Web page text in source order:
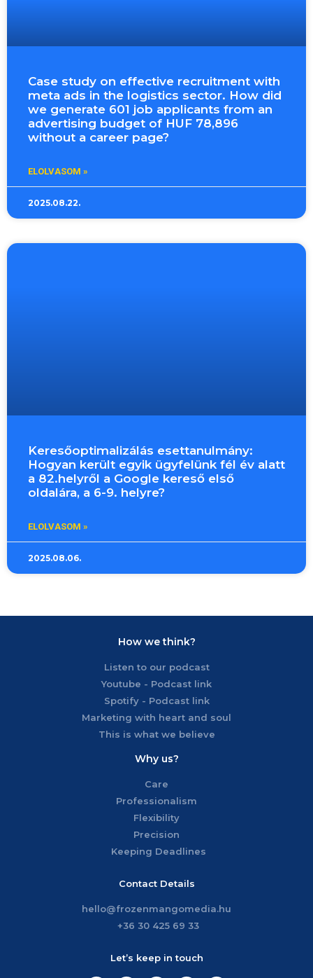
Case study on effective recruitment with
meta ads in the logistics sector. How did
we generate 601 job applicants from an
advertising budget of HUF 78,896
without a career page?
ELOLVASOM »
2025.08.22.
Keresőoptimalizálás esettanulmány:
Hogyan került egyik ügyfelünk fél év alatt
a 82.helyről a Google kereső első
oldalára, a 6-9. helyre?
ELOLVASOM »
2025.08.06.
How we think?
Listen to our podcast
Youtube - Podcast link
Spotify - Podcast link
Marketing with heart and soul
This is what we believe
Why us?
Care
Professionalism
Flexibility
Precision
Keeping Deadlines
Contact Details
hello@frozenmangomedia.hu
+36 30 425 69 33
Let’s keep in touch